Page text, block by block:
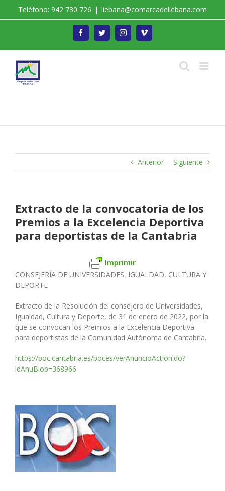
Teléfono: 942 730 726 | liebana@comarcadeliebana.com
FacebookTwitterInstagramVimeo
Anterior Siguiente
Extracto de la convocatoria de los
Premios a la Excelencia Deportiva
para deportistas de la Cantabria
Imprimir
CONSEJERÍA DE UNIVERSIDADES, IGUALDAD, CULTURA Y
DEPORTE
Extracto de la Resolución del consejero de Universidades,
Igualdad, Cultura y Deporte, de 31 de enero de 2022, por la
que se convocan los Premios a la Excelencia Deportiva
para deportistas de la Comunidad Autónoma de Cantabria.
https://boc.cantabria.es/boces/verAnuncioAction.do?
idAnuBlob=368966